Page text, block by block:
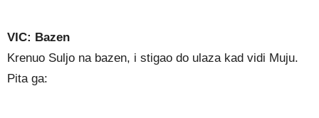
VIC: Bazen
Krenuo Suljo na bazen, i stigao do ulaza kad vidi Muju.
Pita ga: